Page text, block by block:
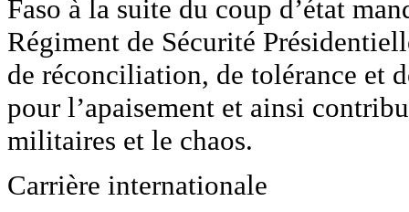
Faso à la suite du coup d’état
Régiment de Sécurité
de réconciliation, de tolérance et
pour l’apaisement et ainsi
militaires et le chaos.
Carrière internationale